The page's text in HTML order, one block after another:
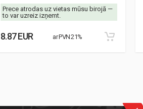
Prece atrodas uz vietas mūsu birojā —
to var uzreiz izņemt.
8.87 EUR ar PVN 21%